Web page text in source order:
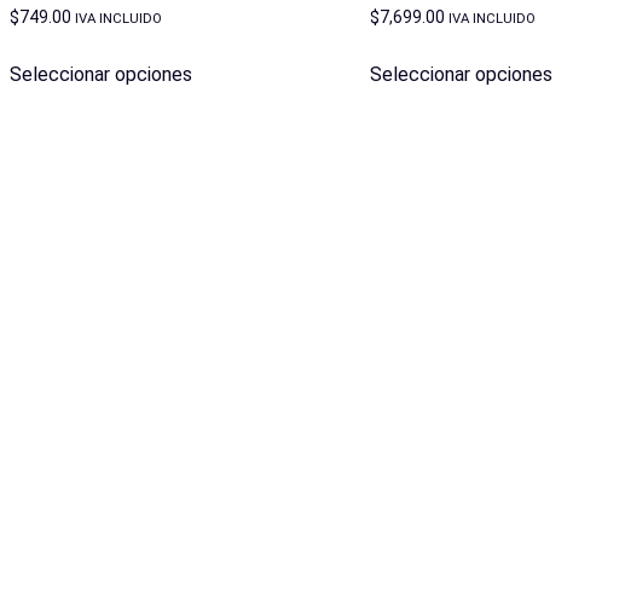
$749.00 IVA INCLUIDO
Seleccionar opciones
$7,699.00 IVA INCLUIDO
Seleccionar opciones